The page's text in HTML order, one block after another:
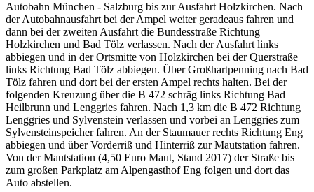
Autobahn München - Salzburg bis zur Ausfahrt Holzkirchen. Nach
der Autobahnausfahrt bei der Ampel weiter geradeaus fahren und
dann bei der zweiten Ausfahrt die Bundesstraße Richtung
Holzkirchen und Bad Tölz verlassen. Nach der Ausfahrt links
abbiegen und in der Ortsmitte von Holzkirchen bei der Querstraße
links Richtung Bad Tölz abbiegen. Über Großhartpenning nach Bad
Tölz fahren und dort bei der ersten Ampel rechts halten. Bei der
folgenden Kreuzung über die B 472 schräg links Richtung Bad
Heilbrunn und Lenggries fahren. Nach 1,3 km die B 472 Richtung
Lenggries und Sylvenstein verlassen und vorbei an Lenggries zum
Sylvensteinspeicher fahren. An der Staumauer rechts Richtung Eng
abbiegen und über Vorderriß und Hinterriß zur Mautstation fahren.
Von der Mautstation (4,50 Euro Maut, Stand 2017) der Straße bis
zum großen Parkplatz am Alpengasthof Eng folgen und dort das
Auto abstellen.